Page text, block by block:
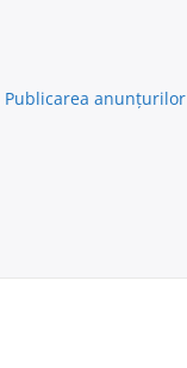
Publicarea anunțurilor